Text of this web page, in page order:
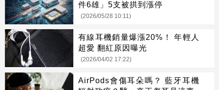
件6雄」5支被拱到漲停
(2026/05/28 10:11)
有線耳機銷量爆漲20%！ 年輕人
超愛 翻紅原因曝光
(2026/04/02 17:22)
AirPods會傷耳朵嗎？ 藍牙耳機